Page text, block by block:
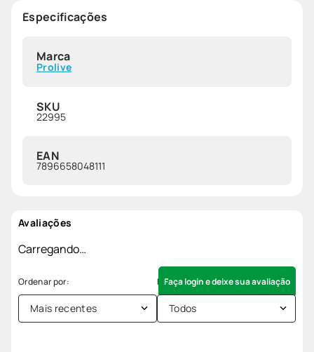
Especificações
Marca
Prolive
SKU
22995
EAN
7896658048111
Avaliações
Carregando…
Faça login e deixe sua avaliação
Mais recentes Todos